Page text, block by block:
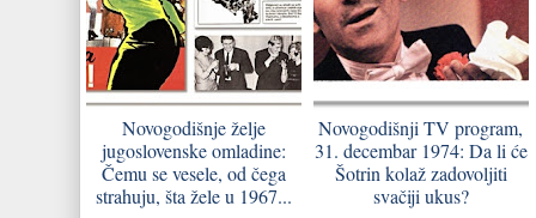
Novogodišnje želje
jugoslovenske omladine:
Čemu se vesele, od čega
strahuju, šta žele u 1967...
Novogodišnji TV program,
31. decembar 1974: Da li će
Šotrin kolaž zadovoljiti
svačiji ukus?